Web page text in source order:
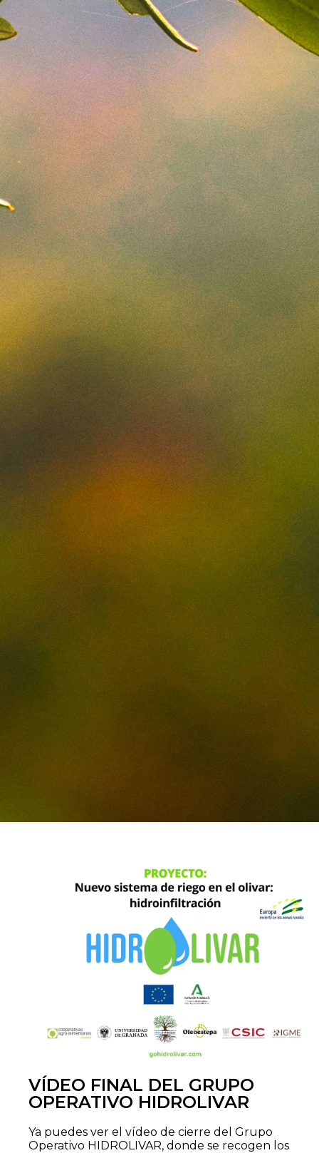
VÍDEO FINAL DEL GRUPO
OPERATIVO HIDROLIVAR
Ya puedes ver el vídeo de cierre del Grupo
Operativo HIDROLIVAR, donde se recogen los